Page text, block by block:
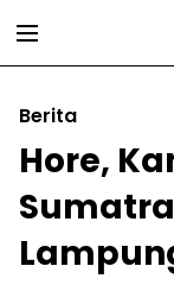
Berita
Hore,